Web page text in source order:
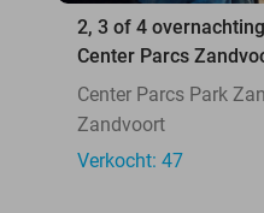
2, 3 of 4
Center Parcs
Center Parcs Park
Zandvoort
Verkocht: 47